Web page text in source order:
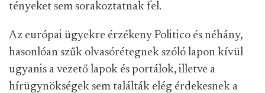
tényeket sem sorakoztatnak fel.
Az európai ügyekre érzékeny Politico és néhány,
hasonlóan szűk olvasórétegnek szóló lapon kívül
ugyanis a vezető lapok és portálok, illetve a
hírügynökségek sem találták elég érdekesnek a